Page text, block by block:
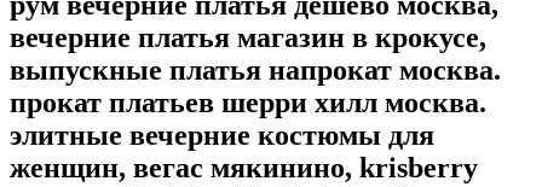
вечерние платья магазин в крокусе,
выпускные платья напрокат москва.
прокат платьев шерри хилл москва.
элитные вечерние костюмы для
женщин, вегас мякинино, krisberry